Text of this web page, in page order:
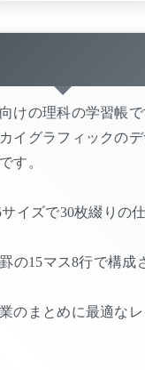
けの理科の学習帳で
イグラフィックの
す。
イズで30枚綴りの
の15マス8行で構成
のまとめに最適なレ